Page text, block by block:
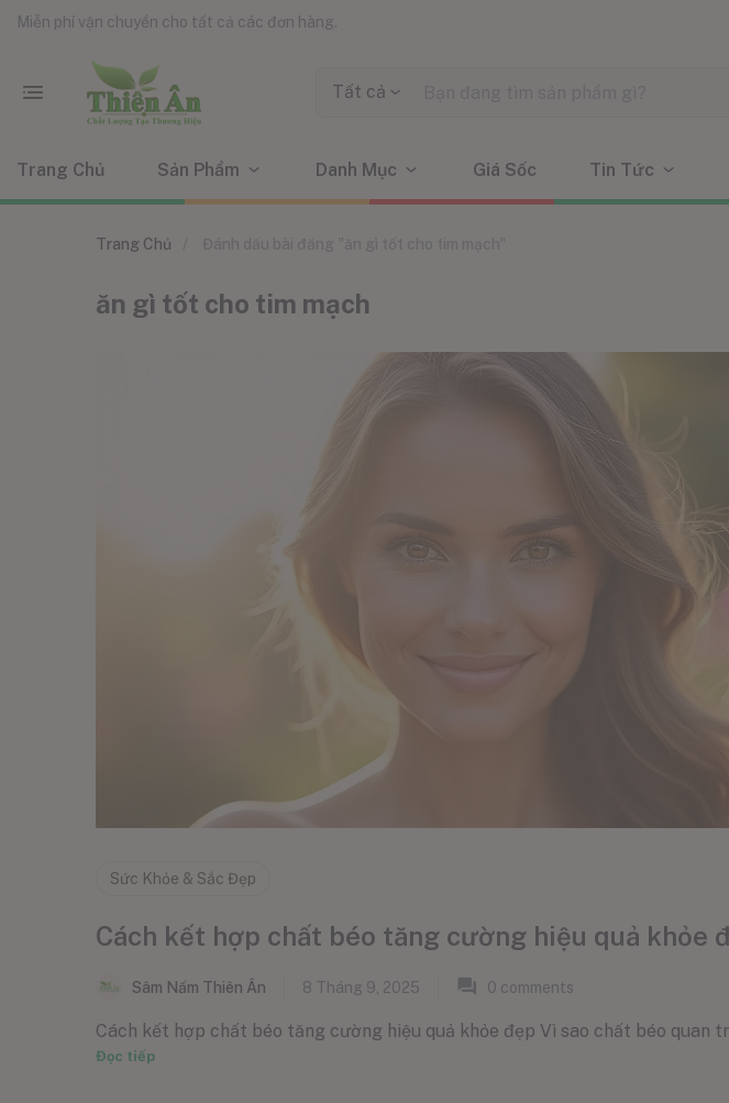
Miễn phí vận chuyển cho tất cả các đơn hàng.
Tất cả
Trang Chủ Sản Phẩm Danh Mục Giá Sốc Tin Tức
Trang Chủ
ăn gì tốt cho tim mạch
Sức Khỏe & Sắc Đẹp
Cách kết hợp chất béo tăng cường hiệu quả khỏe
Sâm Nấm Thiên Ân 8 Tháng 9, 2025 0 comments
Cách kết hợp chất béo tăng cường hiệu quả khỏe đẹp Vì sao chất béo quan
Đọc tiếp